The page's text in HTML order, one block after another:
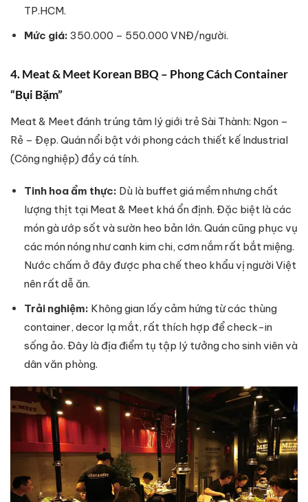
TP.HCM.
Mức giá: 350.000 – 550.000 VNĐ/người.
4. Meat & Meet Korean BBQ – Phong Cách Container
“Bụi Bặm”
Meat & Meet đánh trúng tâm lý giới trẻ Sài Thành: Ngon –
Rẻ – Đẹp. Quán nổi bật với phong cách thiết kế Industrial
(Công nghiệp) đầy cá tính.
Tinh hoa ẩm thực: Dù là buffet giá mềm nhưng chất
lượng thịt tại Meat & Meet khá ổn định. Đặc biệt là các
món gà ướp sốt và sườn heo bản lớn. Quán cũng phục vụ
các món nóng như canh kim chi, cơm nắm rất bắt miệng.
Nước chấm ở đây được pha chế theo khẩu vị người Việt
nên rất dễ ăn.
Trải nghiệm: Không gian lấy cảm hứng từ các thùng
container, decor lạ mắt, rất thích hợp để check-in
sống ảo. Đây là địa điểm tụ tập lý tưởng cho sinh viên và
dân văn phòng.